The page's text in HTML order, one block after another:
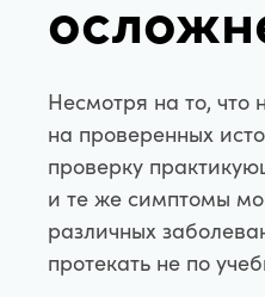
Несмотря на то, что
на проверенных
проверку
и те же симптомы
различных
протекать не по